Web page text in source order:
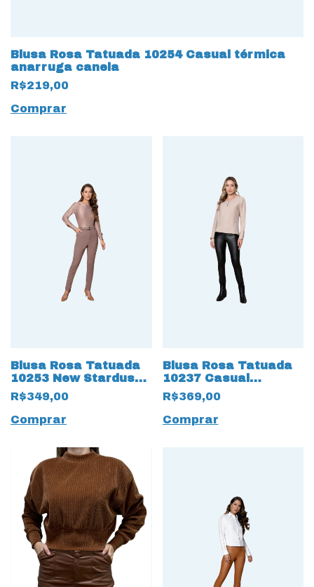
Blusa Rosa Tatuada 10254 Casual térmica
anarruga canela
R$219,00
Comprar
Blusa Rosa Tatuada
10253 New Stardust
com botões
R$349,00
Comprar
Blusa Rosa Tatuada
10237 Casual
Supreme Flow com
Botões
R$369,00
Comprar